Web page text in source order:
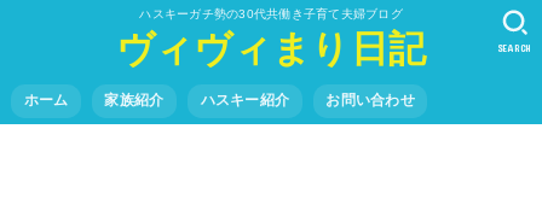
ハスキーガチ勢の30代共働き子育て夫婦ブログ
ヴィヴィまり日記
ホーム 家族紹介 ハスキー紹介 お問い合わせ
SEARCH